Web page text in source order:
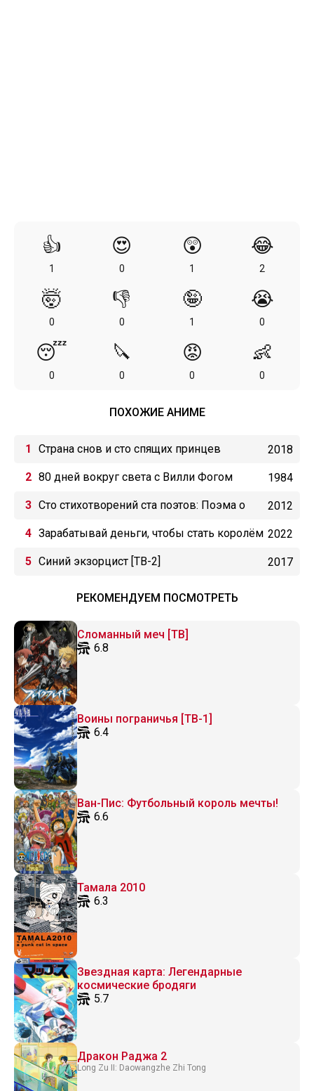
👍
1
😍
0
😲
1
😂
2
🤯
0
👎
0
🤪
1
😭
0
😴
0
🔪
0
😡
0
👶
0
ПОХОЖИЕ АНИМЕ
Страна снов и сто спящих принцев 2018
80 дней вокруг света с Вилли Фогом 1984
Сто стихотворений ста поэтов: Поэма о
любви
2012
Зарабатывай деньги, чтобы стать королём 2022
Синий экзорцист [ТВ-2] 2017
РЕКОМЕНДУЕМ ПОСМОТРЕТЬ
Сломанный меч [ТВ]
6.8
Воины пограничья [ТВ-1]
6.4
Ван-Пис: Футбольный король мечты!
6.6
Тамала 2010
6.3
Звездная карта: Легендарные
космические бродяги
5.7
Дракон Раджа 2
Long Zu II: Daowangzhe Zhi Tong